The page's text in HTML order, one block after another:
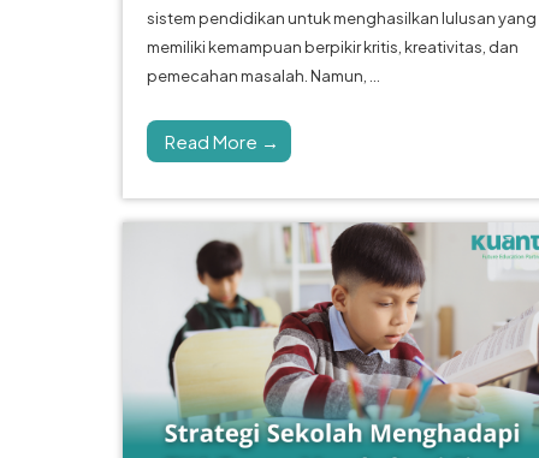
sistem pendidikan untuk menghasilkan lulusan yang
memiliki kemampuan berpikir kritis, kreativitas, dan
pemecahan masalah. Namun, ...
Read More →